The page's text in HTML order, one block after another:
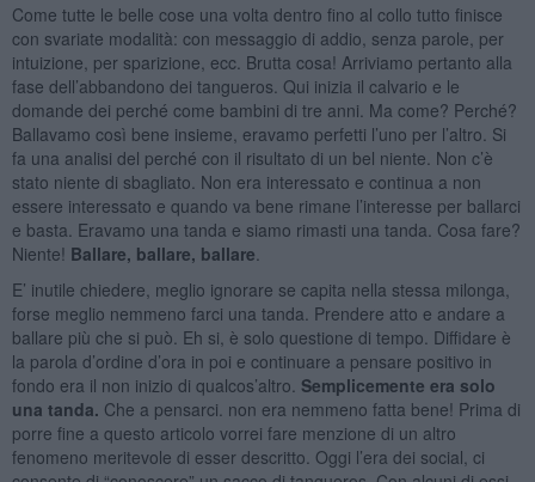
Come tutte le belle cose una volta dentro fino al collo tutto finisce
con svariate modalità: con messaggio di addio, senza parole, per
intuizione, per sparizione, ecc. Brutta cosa! Arriviamo pertanto alla
fase dell’abbandono dei tangueros. Qui inizia il calvario e le
domande dei perché come bambini di tre anni. Ma come? Perché?
Ballavamo così bene insieme, eravamo perfetti l’uno per l’altro. Si
fa una analisi del perché con il risultato di un bel niente. Non c’è
stato niente di sbagliato. Non era interessato e continua a non
essere interessato e quando va bene rimane l’interesse per ballarci
e basta. Eravamo una tanda e siamo rimasti una tanda. Cosa fare?
Niente! Ballare, ballare, ballare
E’ inutile chiedere, meglio ignorare se capita nella stessa milonga,
forse meglio nemmeno farci una tanda. Prendere atto e andare a
ballare più che si può. Eh si, è solo questione di tempo. Diffidare è
la parola d’ordine d’ora in poi e continuare a pensare positivo in
fondo era il non inizio di qualcos’altro. Semplicemente era solo
una tanda. Che a pensarci. non era nemmeno fatta bene! Prima di
porre fine a questo articolo vorrei fare menzione di un altro
fenomeno meritevole di esser descritto. Oggi l’era dei social, ci